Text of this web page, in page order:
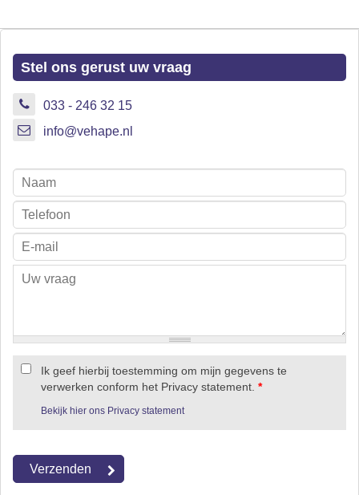
Stel ons gerust uw vraag
033 - 246 32 15
info@vehape.nl
Ik geef hierbij toestemming om mijn gegevens te
verwerken conform het Privacy statement. *
Bekijk hier ons Privacy statement